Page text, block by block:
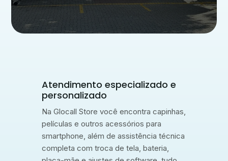
Atendimento especializado e
personalizado
Na Glocall Store você encontra capinhas,
películas e outros acessórios para
smartphone, além de assistência técnica
completa com troca de tela, bateria,